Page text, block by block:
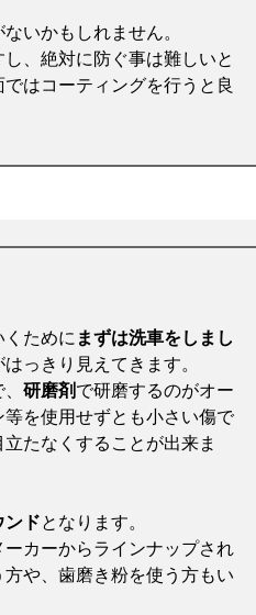
いかもしれません。
、絶対に防ぐ事は難しいと
はコーティングを行うと良
ために まずは洗車をしまし
っきり見えてきます。
研磨剤 で研磨するのがオー
を使用せずとも小さい傷で
たなくすることが出来ま
ンドとなります。
カーからラインナップされ
や、歯磨き粉を使う方もい